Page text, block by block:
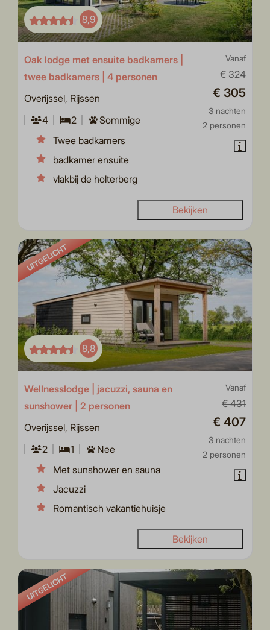
8,9
Vanaf
€ 324
€ 305
3 nachten
2 personen
Oak lodge met ensuite badkamers |
twee badkamers | 4 personen
Overijssel, Rijssen
4
2
Sommige
Twee badkamers
badkamer ensuite
vlakbij de holterberg
Bekijken
UITGELICHT
8,8
Vanaf
€ 431
€ 407
3 nachten
2 personen
Wellnesslodge | jacuzzi, sauna en
sunshower | 2 personen
Overijssel, Rijssen
2
1
Nee
Met sunshower en sauna
Jacuzzi
Romantisch vakantiehuisje
Bekijken
UITGELICHT